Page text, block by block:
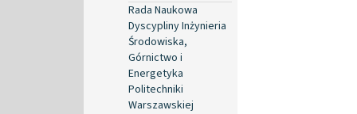
Rada Naukowa
Dyscypliny Inżynieria
Środowiska,
Górnictwo i
Energetyka
Politechniki
Warszawskiej